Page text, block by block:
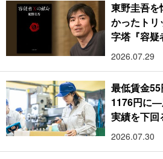
東野圭吾を
かったト
字塔『容疑
2026.07.29
最低賃金
1176円に―
実績を下回
2026.07.30